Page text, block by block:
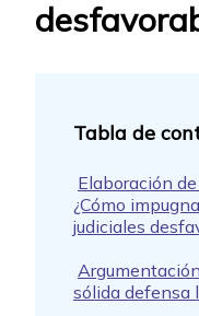
Elaboración
¿Cómo
judiciales
sólida defensa